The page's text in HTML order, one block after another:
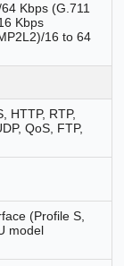
Kbps (G.711
Kbps
16 to 64
HTTP, RTP,
QoS, FTP,
(Profile S,
model